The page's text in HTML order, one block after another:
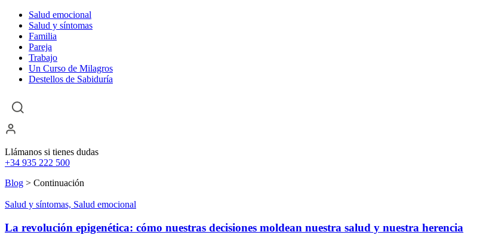
Salud emocional
Salud y síntomas
Familia
Pareja
Trabajo
Un Curso de Milagros
Destellos de Sabiduría
Llámanos si tienes dudas
+34 935 222 500
Blog > Continuación
Salud y síntomas, Salud emocional
La revolución epigenética: cómo nuestras decisiones moldean nuestra salud y nuestra herencia